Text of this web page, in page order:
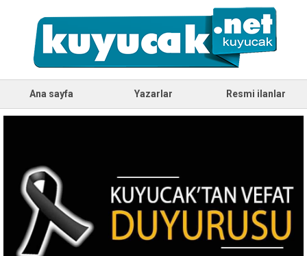
Ana sayfa Yazarlar Resmi ilanlar